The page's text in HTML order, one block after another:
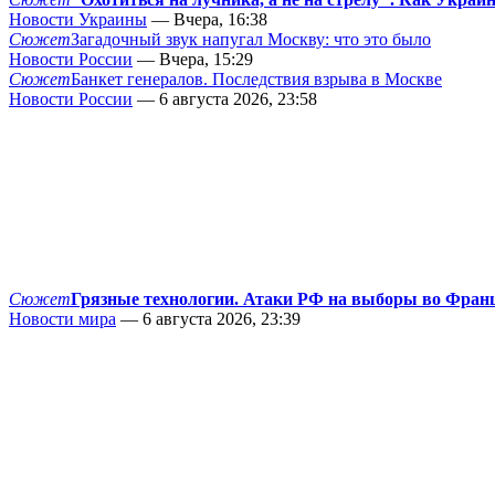
Новости Украины — Вчера, 16:38
СюжетЗагадочный звук напугал Москву: что это было
Новости России — Вчера, 15:29
СюжетБанкет генералов. Последствия взрыва в Москве
Новости России — 6 августа 2026, 23:58
СюжетГрязные технологии. Атаки РФ на выборы во
Новости мира — 6 августа 2026, 23:39